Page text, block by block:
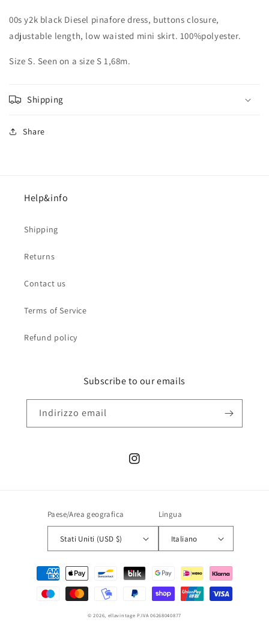
00s y2k black Diesel pinafore dress, buttons closure,
adjustable length, low waisted mini skirt. 100%polyester.
Size S. Seen on a size S 1,68m.
Shipping
Share
Help&info
Shipping
Returns
Contact us
Terms of Service
Refund policy
Subscribe to our emails
Indirizzo email
Instagram
Paese/Area geografica
Stati Uniti (USD $)
Lingua
Italiano
Metodi
pagamento
© 2026, ellavintage P.IVA 06268040877